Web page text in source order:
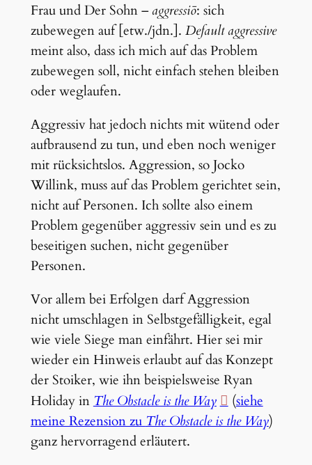
Frau und Der Sohn –aggressiō: sich
zubewegen auf [etw./jdn.]. Default aggressive
meint also, dass ich mich auf das Problem
zubewegen soll, nicht einfach stehen bleiben
oder weglaufen.
Aggressiv hat jedoch nichts mit wütend oder
aufbrausend zu tun, und eben noch weniger
mit rücksichtslos. Aggression, so Jocko
Willink, muss auf das Problem gerichtet sein,
nicht auf Personen. Ich sollte also einem
Problem gegenüber aggressiv sein und es zu
beseitigen suchen, nicht gegenüber
Personen.
Vor allem bei Erfolgen darf Aggression
nicht umschlagen in Selbstgefälligkeit, egal
wie viele Siege man einfährt. Hier sei mir
wieder ein Hinweis erlaubt auf das Konzept
der Stoiker, wie ihn beispielsweise Ryan
Holiday in The Obstacle is the Way (siehe
meine Rezension zu The Obstacle is the Way)
ganz hervorragend erläutert.